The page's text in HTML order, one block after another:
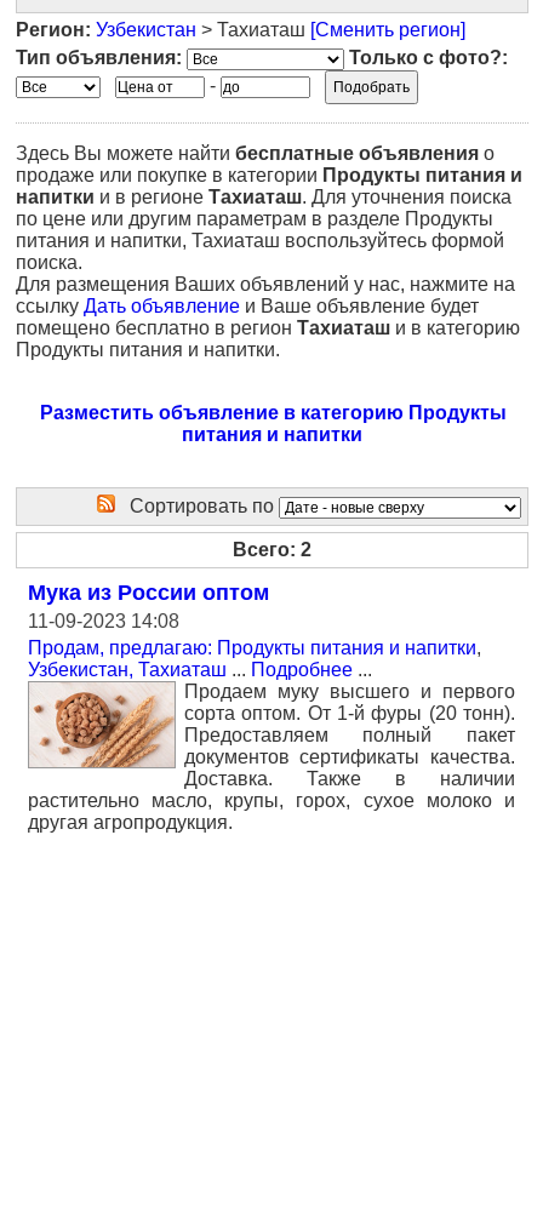
Регион: Узбекистан > Тахиаташ [Сменить регион]
Тип объявления:
Только с фото?:
-
Здесь Вы можете найти бесплатные объявления о
продаже или покупке в категории Продукты питания и
напитки и в регионе Тахиаташ. Для уточнения поиска
по цене или другим параметрам в разделе Продукты
питания и напитки, Тахиаташ воспользуйтесь формой
поиска.
Для размещения Ваших объявлений у нас, нажмите на
ссылку Дать объявление и Ваше объявление будет
помещено бесплатно в регион Тахиаташ и в категорию
Продукты питания и напитки.
Разместить объявление в категорию Продукты
питания и напитки
Сортировать по
Всего: 2
Мука из России оптом
11-09-2023 14:08
Продам, предлагаю: Продукты питания и напитки,
Узбекистан, Тахиаташ ... Подробнее ...
Продаем муку высшего и первого
сорта оптом. От 1-й фуры (20 тонн).
Предоставляем полный пакет
документов сертификаты качества.
Доставка. Также в наличии
растительно масло, крупы, горох, сухое молоко и
другая агропродукция.